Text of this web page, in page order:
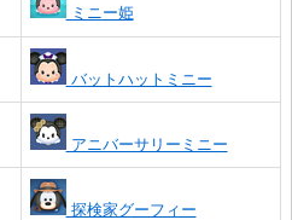
ミニー姫
バットハットミニー
アニバーサリーミニー
探検家グーフィー